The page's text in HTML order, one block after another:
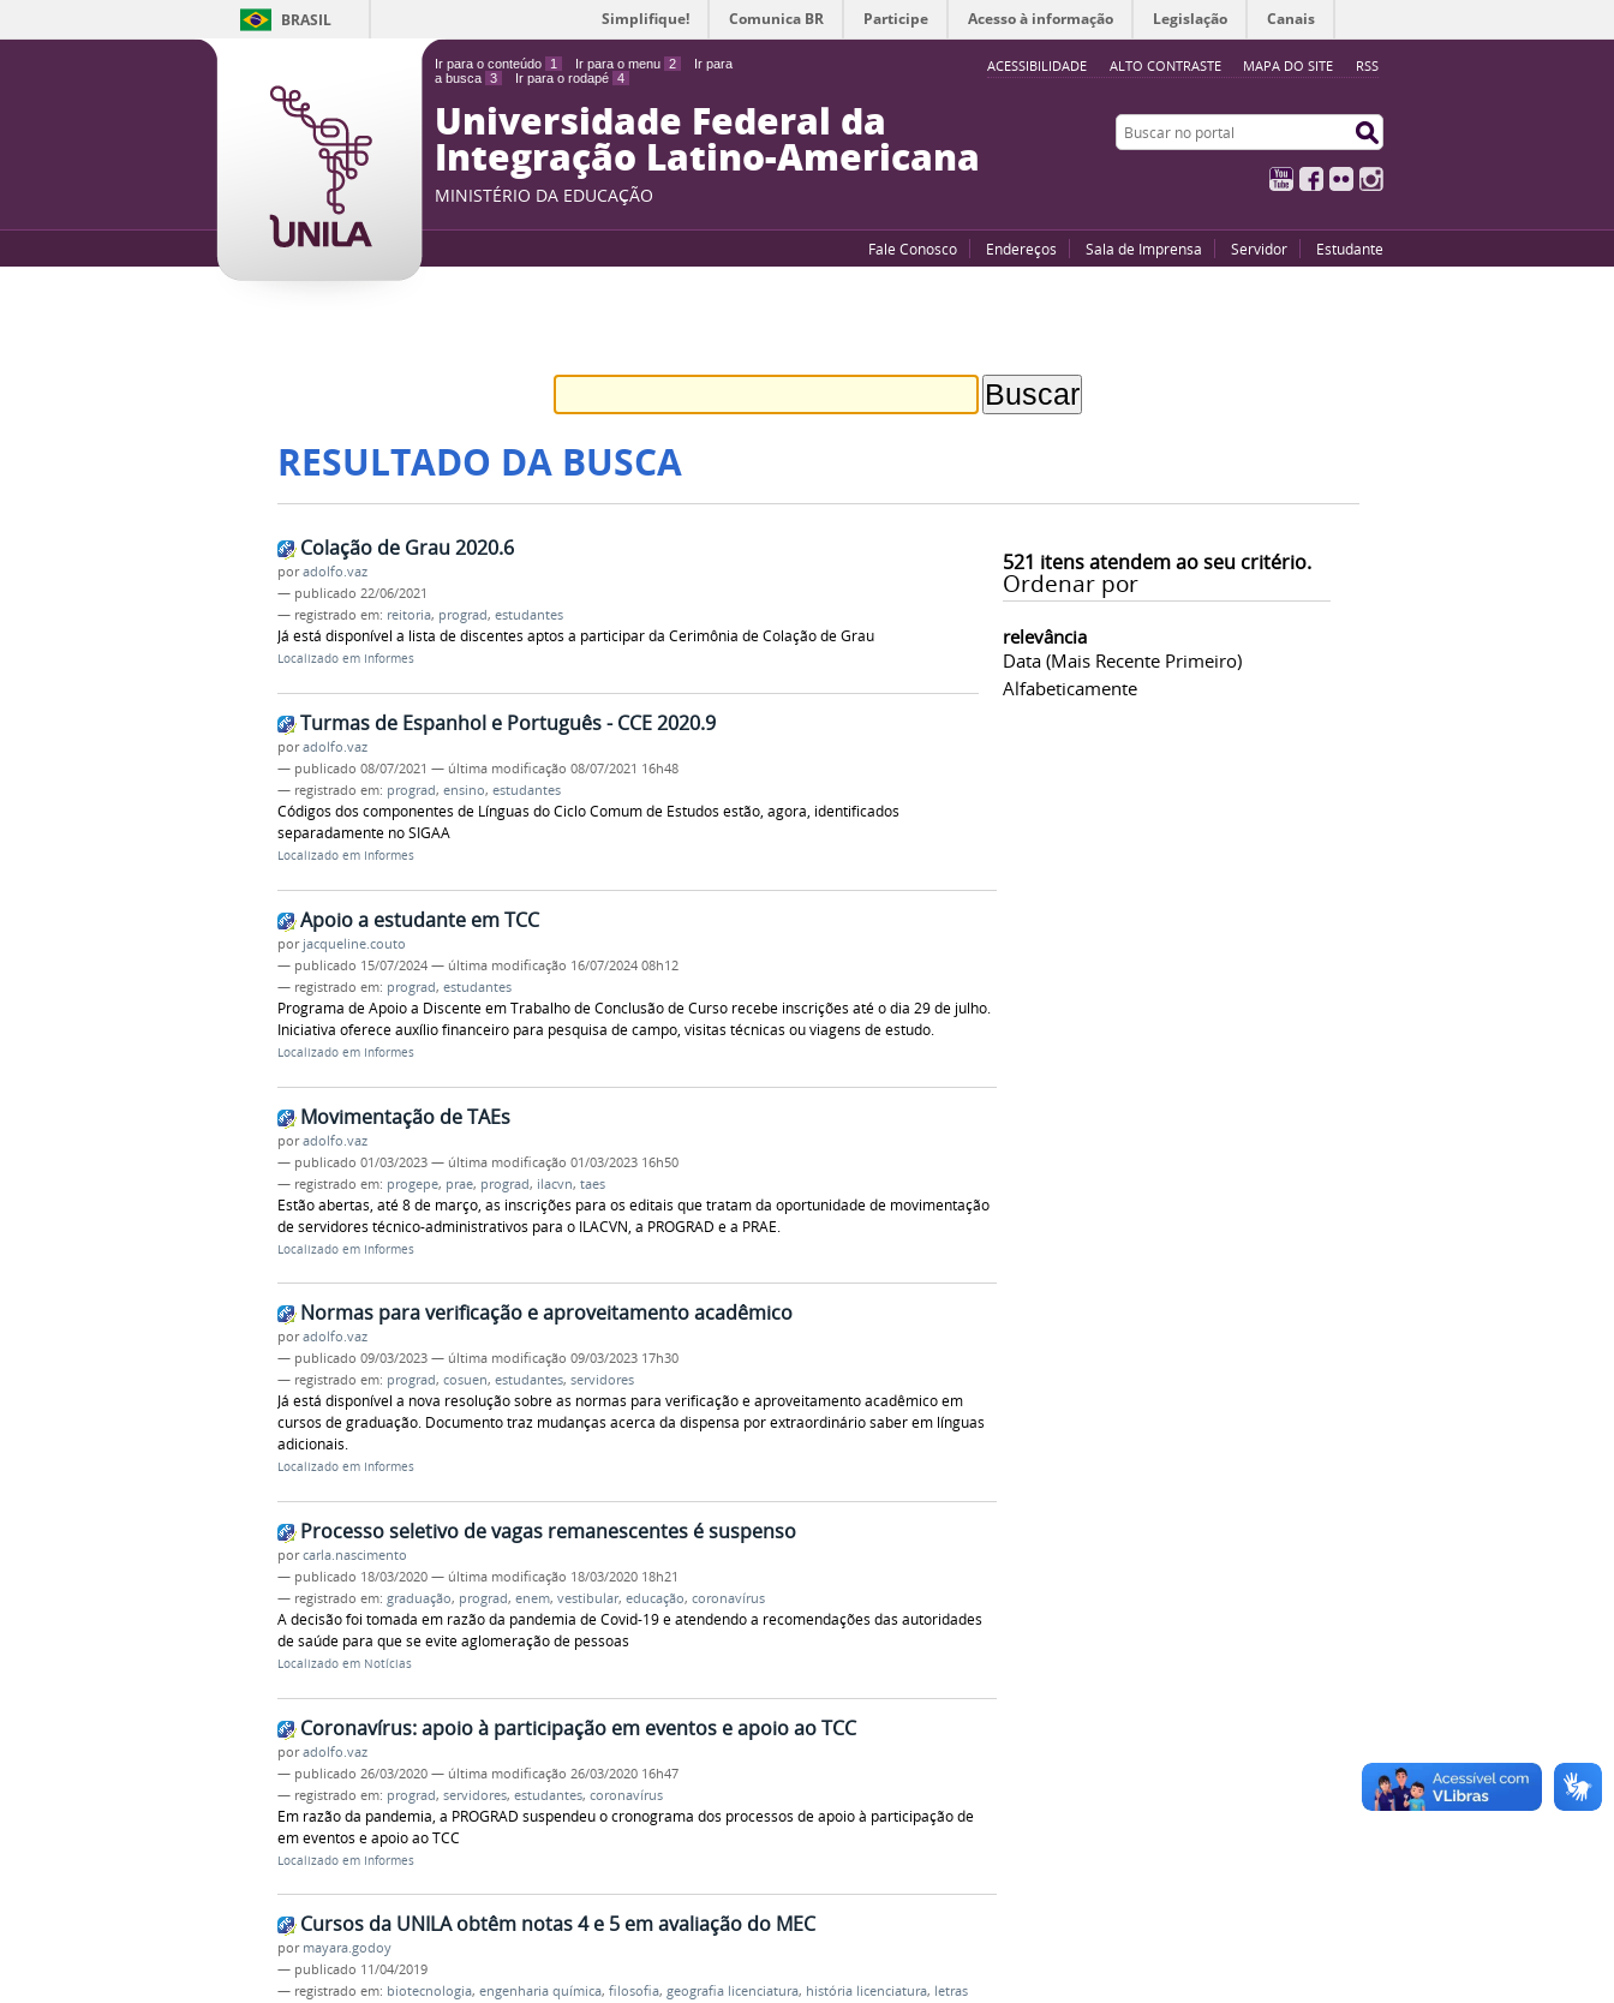
Ir para o conteúdo 1 Ir para o menu 2
Ir para
a busca 3 Ir para o rodapé 4
ACESSIBILIDADE ALTO CONTRASTE MAPA DO SITE RSS
BRASIL Simplifique! Comunica BR Participe Acesso à informação Legislação Canais
Universidade Federal da
Integração Latino-Americana
MINISTÉRIO DA EDUCAÇÃO
Buscar no portal
YouTubeFacebook
Flickr
Fale Conosco Endereços Sala de Imprensa Servidor Estudante
RESULTADO DA BUSCA
521 itens atendem ao seu critério.
Ordenar por
relevância
Data (mais Recente Primeiro)
Alfabeticamente
Colação de Grau 2020.6
poradolfo.vaz
— publicado 22/06/2021
— registrado em: reitoria, prograd, estudantes
Já está disponível a lista de discentes aptos a participar da Cerimônia de Colação de Grau
Localizado em Informes
Turmas de Espanhol e Português - CCE 2020.9
poradolfo.vaz
— publicado 08/07/2021 — última modificação 08/07/2021 16h48
— registrado em: prograd, ensino, estudantes
Códigos dos componentes de Línguas do Ciclo Comum de Estudos estão, agora, identificados
separadamente no SIGAA
Localizado em Informes
Apoio a estudante em TCC
por jacqueline.couto
— publicado 15/07/2024 — última modificação 16/07/2024 08h12
— registrado em: prograd, estudantes
Programa de Apoio a Discente em Trabalho de Conclusão de Curso recebe inscrições até o dia 29 de julho.
Iniciativa oferece auxílio financeiro para pesquisa de campo, visitas técnicas ou viagens de estudo.
Localizado em Informes
Movimentação de TAEs
poradolfo.vaz
— publicado 01/03/2023 — última modificação 01/03/2023 16h50
— registrado em: progepe, prae, prograd, ilacvn, taes
Estão abertas, até 8 de março, as inscrições para os editais que tratam da oportunidade de movimentação
de servidores técnico-administrativos para o ILACVN, a PROGRAD e a PRAE.
Localizado em Informes
Normas para verificação e aproveitamento acadêmico
poradolfo.vaz
— publicado 09/03/2023 — última modificação 09/03/2023 17h30
— registrado em: prograd, cosuen, estudantes, servidores
Já está disponível a nova resolução sobre as normas para verificação e aproveitamento acadêmico em
cursos de graduação. Documento traz mudanças acerca da dispensa por extraordinário saber em línguas
adicionais.
Localizado em Informes
Processo seletivo de vagas remanescentes é suspenso
porcarla.nascimento
— publicado 18/03/2020 — última modificação 18/03/2020 18h21
— registrado em: graduação, prograd, enem, vestibular, educação, coronavírus
A decisão foi tomada em razão da pandemia de Covid-19 e atendendo a recomendações das autoridades
de saúde para que se evite aglomeração de pessoas
Localizado em Notícias
Coronavírus: apoio à participação em eventos e apoio ao TCC
poradolfo.vaz
— publicado 26/03/2020 — última modificação 26/03/2020 16h47
— registrado em: prograd, servidores, estudantes, coronavírus
Em razão da pandemia, a PROGRAD suspendeu o cronograma dos processos de apoio à participação de
em eventos e apoio ao TCC
Localizado em Informes
Cursos da UNILA obtêm notas 4 e 5 em avaliação do MEC
por mayara.godoy
— publicado 11/04/2019
— registrado em: biotecnologia, engenharia química, filosofia, geografia licenciatura, história licenciatura, letras